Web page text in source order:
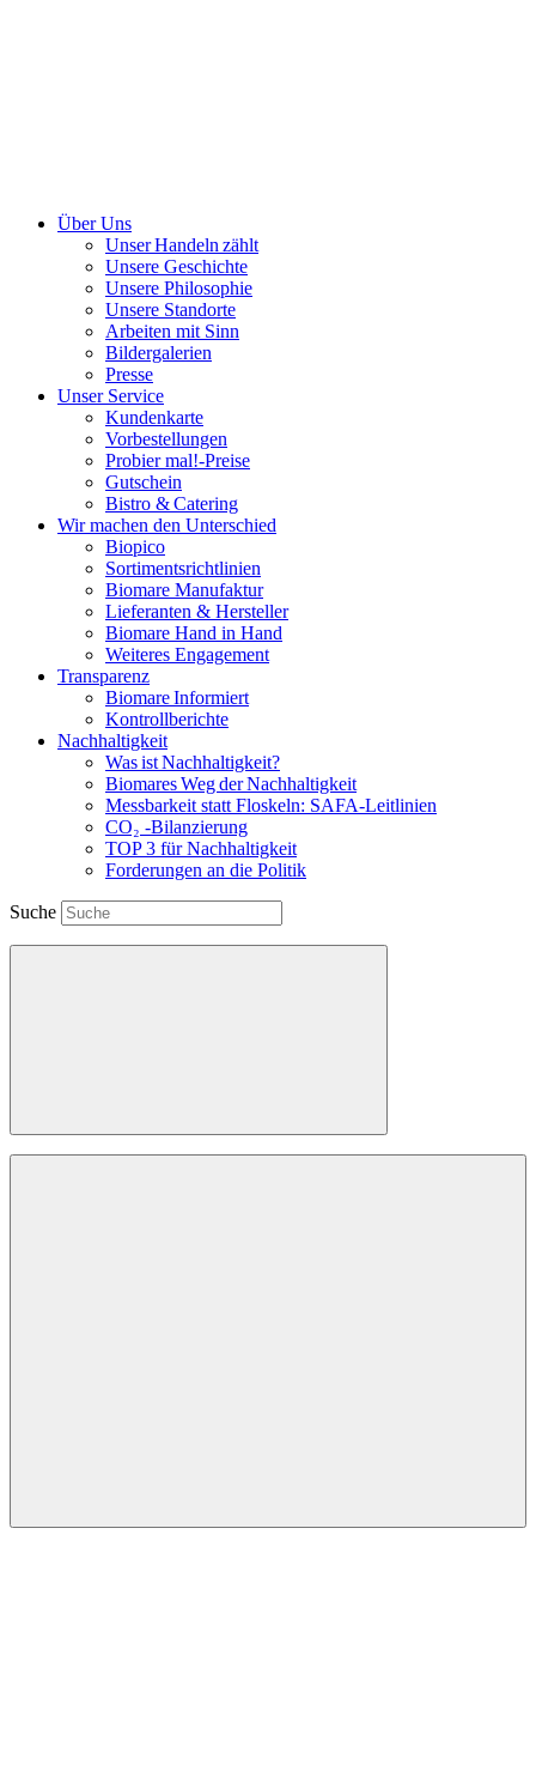
Über Uns
Unser Handeln zählt
Unsere Geschichte
Unsere Philosophie
Unsere Standorte
Arbeiten mit Sinn
Bildergalerien
Presse
Unser Service
Kundenkarte
Vorbestellungen
Probier mal!-Preise
Gutschein
Bistro & Catering
Wir machen den Unterschied
Biopico
Sortimentsrichtlinien
Biomare Manufaktur
Lieferanten & Hersteller
Biomare Hand in Hand
Weiteres Engagement
Transparenz
Biomare Informiert
Kontrollberichte
Nachhaltigkeit
Was ist Nachhaltigkeit?
Biomares Weg der Nachhaltigkeit
Messbarkeit statt Floskeln: SAFA-Leitlinien
CO₂ -Bilanzierung
TOP 3 für Nachhaltigkeit
Forderungen an die Politik
Suche